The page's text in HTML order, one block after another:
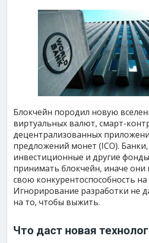
Блокчейн породил новую
виртуальных валют, смарт-
децентрализованных
предложений монет (ICO). Банки,
инвестиционные и другие
принимать блокчейн, иначе они
свою конкурентоспособность
Игнорирование разработки не
на то, чтобы выжить.
Что даст новая